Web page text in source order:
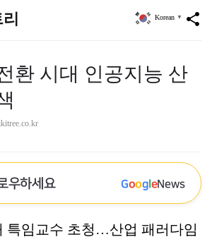
share
Korean ▼
환 시대 인공지능 산
우하세요 GoogleNews
특임교수 초청…산업 패러다임